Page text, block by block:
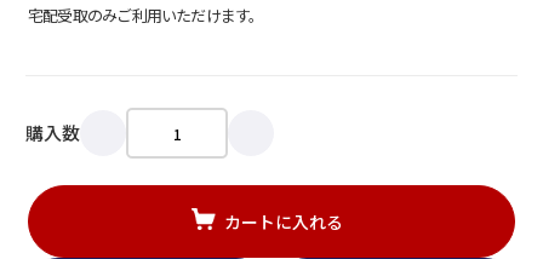
宅配受取のみご利用いただけます。
購入数
カートに入れる